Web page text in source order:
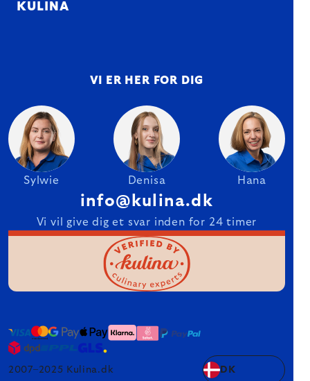
KULINA
VI ER HER FOR DIG
Sylwie Denisa Hana
info@kulina.dk
Vi vil give dig et svar inden for 24 timer
2007–2025 Kulina.dk DK